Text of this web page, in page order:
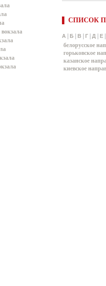
вокзала
СПИСОК
А Б В Г Д Е
белорусское
горьковское
казанское
киевское